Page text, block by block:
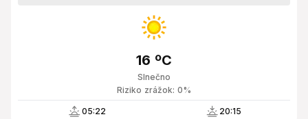
Slnečno
16 ºC
Riziko zrážok: 0%
05:22 20:15